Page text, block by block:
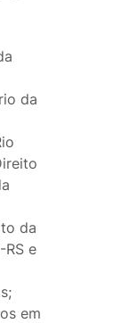
da
da
RS e
em